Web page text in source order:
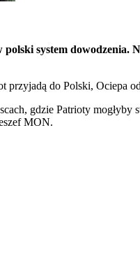
polski system
do Polski, Ociepa
gdzie Patrioty
MON.